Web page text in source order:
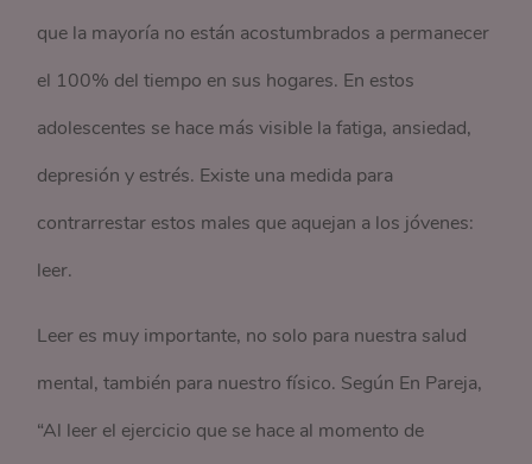
que la mayoría no están acostumbrados a permanecer
el 100% del tiempo en sus hogares. En estos
adolescentes se hace más visible la fatiga, ansiedad,
depresión y estrés. Existe una medida para
contrarrestar estos males que aquejan a los jóvenes:
leer.
Leer es muy importante, no solo para nuestra salud
mental, también para nuestro físico. Según En Pareja,
“Al leer el ejercicio que se hace al momento de